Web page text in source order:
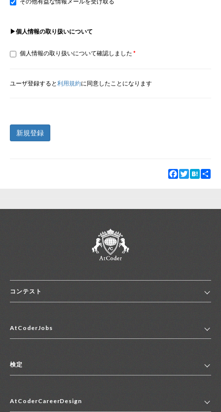
▶個人情報の取り扱いについて
個人情報の取り扱いについて確認しました
ユーザ登録すると利用規約に同意したことになります
新規登録
Facebook
TwitterHatena
コンテスト
コンテスト一覧
便利リンク集
AtCoderJobs
2027年新卒採用求人一覧
中途採用求人一覧
検定
マイページ
AtCoderCareerDesign